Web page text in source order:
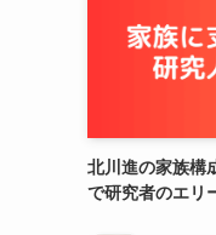
北川進の家族構
で研究者のエリ